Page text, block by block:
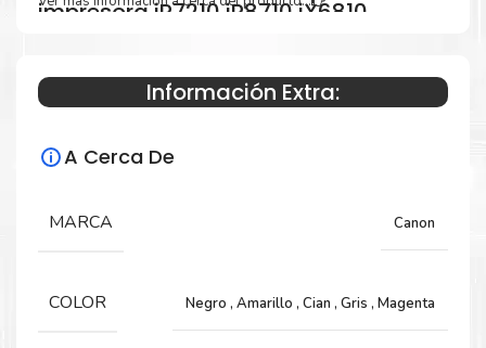
impresora iP7210 iP8710 iX6810
iP8710, iX6810, MG5410, MG5510, MG5610,
MX721.
Información Extra:
A Cerca De
MARCA Canon
COLOR Negro , Amarillo , Cian , Gris , Magenta